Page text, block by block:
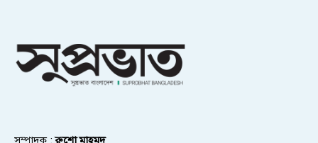
সম্পাদক :রুশো মাহমুদ